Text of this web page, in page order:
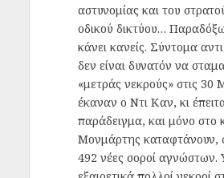
αστυνομίας και του
οδικού δικτύου…
κάνει κανείς. Σύντομα
δεν είναι δυνατόν να
«μετράς νεκρούς» στις 30
έκαναν ο Ντι Καν, κι
παράδειγμα, και μόνο στο
Μονμάρτης καταφτάνουν,
492 νέες σοροί αγνώστων.